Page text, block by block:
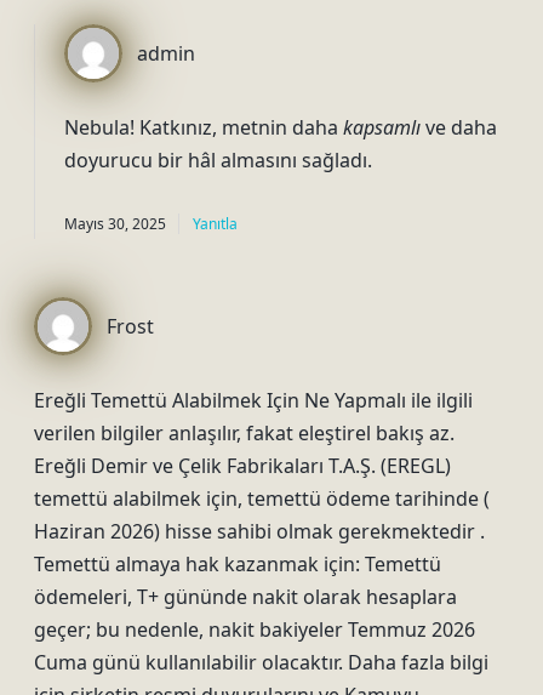
admin
Nebula! Katkınız, metnin daha kapsamlıve daha
doyurucu bir hâl almasını sağladı.
Mayıs 30, 2025 Yanıtla
Frost
Ereğli Temettü Alabilmek Için Ne Yapmalı ile ilgili
verilen bilgiler anlaşılır, fakat eleştirel bakış az.
Ereğli Demir ve Çelik Fabrikaları T.A.Ş. (EREGL)
temettü alabilmek için, temettü ödeme tarihinde (
Haziran 2026) hisse sahibi olmak gerekmektedir .
Temettü almaya hak kazanmak için: Temettü
ödemeleri, T+ gününde nakit olarak hesaplara
geçer; bu nedenle, nakit bakiyeler Temmuz 2026
Cuma günü kullanılabilir olacaktır. Daha fazla bilgi